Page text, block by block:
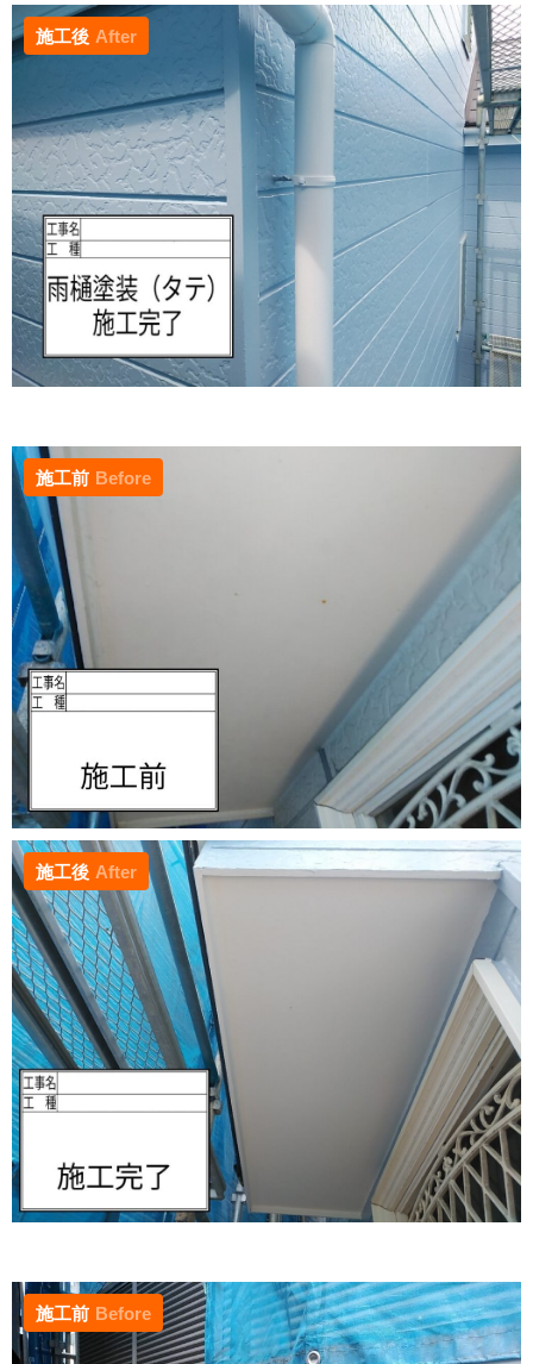
施工後 After
施工前 Before
施工後 After
施工前 Before